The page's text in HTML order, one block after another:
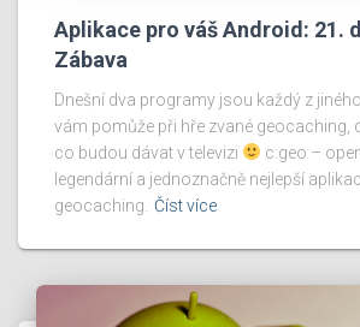
Aplikace pro váš Android: 21.
Zábava
Dnešní dva programy jsou každý z
vám pomůže při hře zvané geocaching,
co budou dávat v televizi
c:geo –
legendární a jednoznačně nejlepší
geocaching.
Číst více